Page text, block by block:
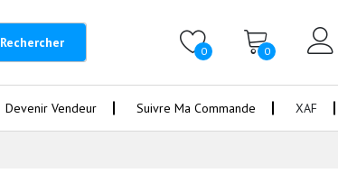
Rechercher
0 0
Devenir Vendeur Suivre Ma Commande XAF